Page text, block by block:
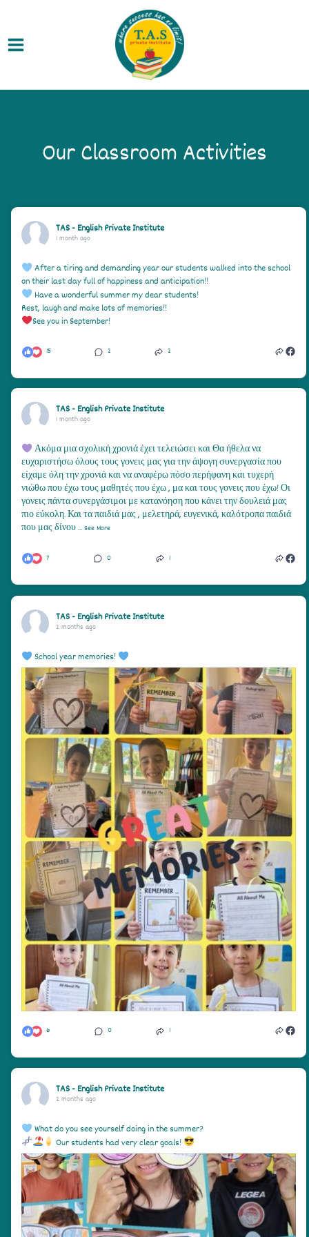
content
Menu
Our Classroom Activities
TAS - English Private Institute
1 month ago
After a tiring and demanding year our students walked into the school
on their last day full of happiness and anticipation!!
Have a wonderful summer my dear students!
Rest, laugh and make lots of memories!!
See you in September!
15 2 2
TAS - English Private Institute
1 month ago
Ακόμα μια σχολική χρονιά έχει τελειώσει και Θα ήθελα να
ευχαριστήσω όλους τους γονεις μας για την άψογη συνεργασία που
είχαμε όλη την χρονιά και να αναφέρω πόσο περήφανη και τυχερή
νιώθω που έχω τους μαθητές που έχω , μα και τους γονεις που έχω! Οι
γονεις πάντα συνεργάσιμοι με κατανόηση που κάνει την δουλειά μας
πιο εύκολη. Και τα παιδιά μας , μελετηρά, ευγενικά, καλότροπα παιδιά
που μας δίνου...See More
7 0 1
TAS - English Private Institute
2 months ago
School year memories!
6 0 1
TAS - English Private Institute
2 months ago
What do you see yourself doing in the summer?
Our students had very clear goals!